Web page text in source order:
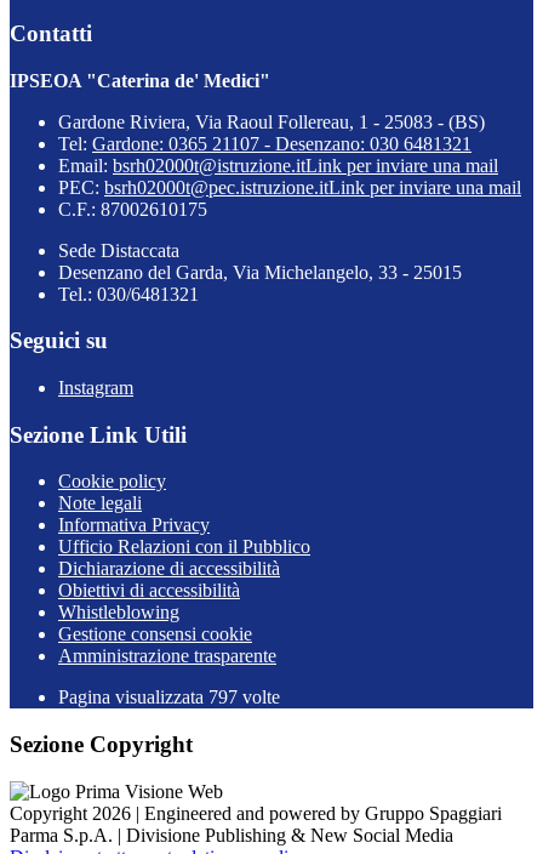
Contatti
IPSEOA "Caterina de' Medici"
Gardone Riviera, Via Raoul Follereau, 1 - 25083 - (BS)
Tel: Gardone: 0365 21107 - Desenzano: 030 6481321
Email: bsrh02000t@istruzione.itLink per inviare una mail
PEC: bsrh02000t@pec.istruzione.itLink per inviare una mail
C.F.: 87002610175
Sede Distaccata
Desenzano del Garda, Via Michelangelo, 33 - 25015
Tel.: 030/6481321
Seguici su
Instagram
Sezione Link Utili
Cookie policy
Note legali
Informativa Privacy
Ufficio Relazioni con il Pubblico
Dichiarazione di accessibilità
Obiettivi di accessibilità
Whistleblowing
Gestione consensi cookie
Amministrazione trasparente
Pagina visualizzata 797 volte
Sezione Copyright
Copyright 2026 | Engineered and powered by Gruppo Spaggiari
Parma S.p.A. | Divisione Publishing & New Social Media